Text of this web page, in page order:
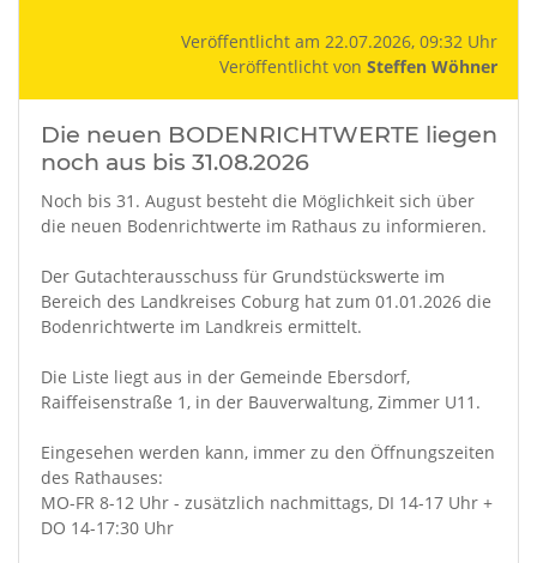
Veröffentlicht am 22.07.2026, 09:32 Uhr
Veröffentlicht von Steffen Wöhner
Die neuen BODENRICHTWERTE liegen
noch aus bis 31.08.2026
Noch bis 31. August besteht die Möglichkeit sich über
die neuen Bodenrichtwerte im Rathaus zu informieren.
Der Gutachterausschuss für Grundstückswerte im
Bereich des Landkreises Coburg hat zum 01.01.2026 die
Bodenrichtwerte im Landkreis ermittelt.
Die Liste liegt aus in der Gemeinde Ebersdorf,
Raiffeisenstraße 1, in der Bauverwaltung, Zimmer U11.
Eingesehen werden kann, immer zu den Öffnungszeiten
des Rathauses:
MO-FR 8-12 Uhr - zusätzlich nachmittags, DI 14-17 Uhr +
DO 14-17:30 Uhr